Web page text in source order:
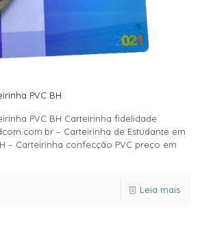
PVC BH
PVC BH Carteirinha fidelidade
– Carteirinha de Estudante em
– Carteirinha confecção PVC preço em
Leia mais